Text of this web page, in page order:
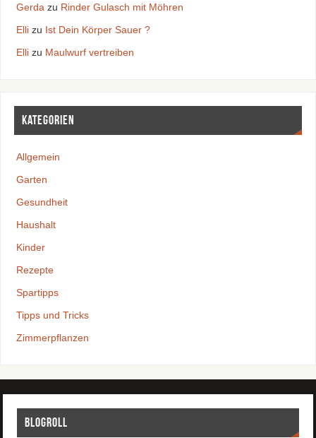
Gerda zu Rinder Gulasch mit Möhren
Ellizu Ist Dein Körper Sauer ?
Ellizu Maulwurf vertreiben
Kategorien
Allgemein
Garten
Gesundheit
Haushalt
Kinder
Rezepte
Spartipps
Tipps und Tricks
Zimmerpflanzen
Blogroll